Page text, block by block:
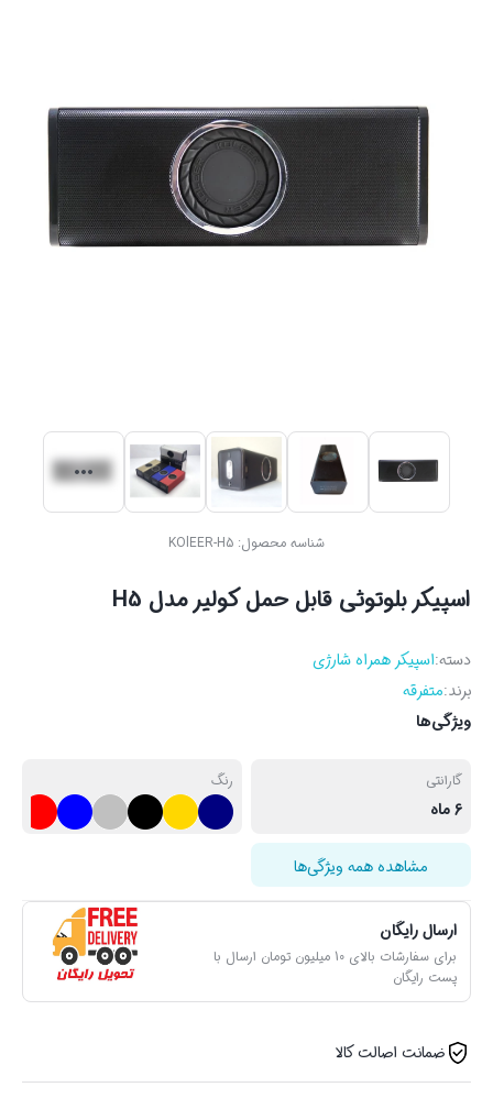
شناسه محصول: KOlEER-H5
اسپیکر بلوتوثی قابل حمل کولیر مدل H5
دسته:اسپیکر همراه شارژی
برند:متفرقه
ویژگی‌ها
گارانتی
6 ماه
رنگ
مشاهده همه ویژگی‌ها
ارسال رایگان
برای سفارشات بالای 10 میلیون تومان ارسال با
پست رایگان
ضمانت اصالت کالا